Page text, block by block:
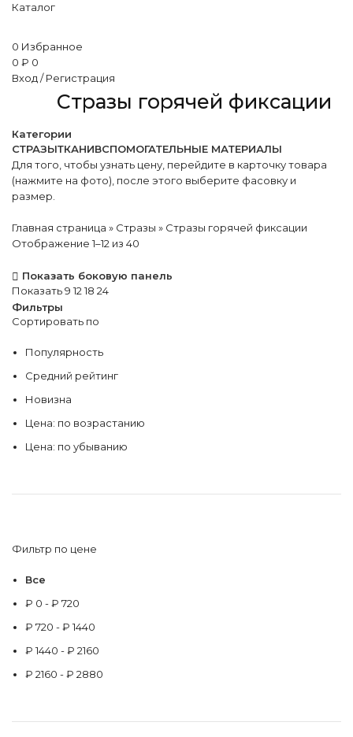
Каталог
0 Избранное
0 ₽ 0
Вход / Регистрация
Стразы горячей фиксации
Категории
СТРАЗЫТКАНИВСПОМОГАТЕЛЬНЫЕ МАТЕРИАЛЫ
Для того, чтобы узнать цену, перейдите в карточку товара
(нажмите на фото), после этого выберите фасовку и
размер.
Главная страница » Стразы » Стразы горячей фиксации
Отображение 1–12 из 40
Показать боковую панель
Показать9 12 18 24
Фильтры
Сортировать по
Популярность
Средний рейтинг
Новизна
Цена: по возрастанию
Цена: по убыванию
Фильтр по цене
Все
₽ 0 -₽ 720
₽ 720 -₽ 1440
₽ 1440 -₽ 2160
₽ 2160 -₽ 2880